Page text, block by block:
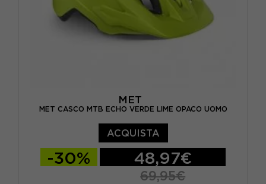
MET
MET CASCO MTB ECHO VERDE LIME OPACO UOMO
ACQUISTA
-30% 48,97€
69,95€